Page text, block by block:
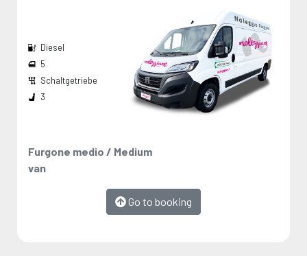
Furgone medio / Medium
van
Go to booking
Diesel
5
Schaltgetriebe
3